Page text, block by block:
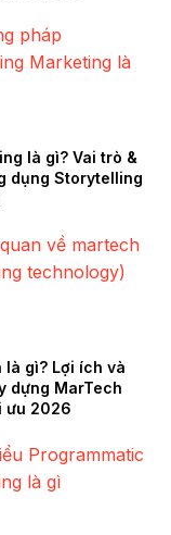
là gì? Vai trò &
dụng Storytelling
là gì? Lợi ích và
dựng MarTech
ưu 2026